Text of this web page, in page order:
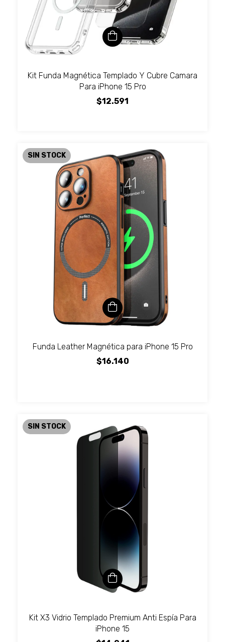
Kit Funda Magnética Templado Y Cubre Camara
Para iPhone 15 Pro
$12.591
SIN STOCK
Funda Leather Magnética para iPhone 15 Pro
$16.140
SIN STOCK
Kit X3 Vidrio Templado Premium Anti Espía Para
iPhone 15